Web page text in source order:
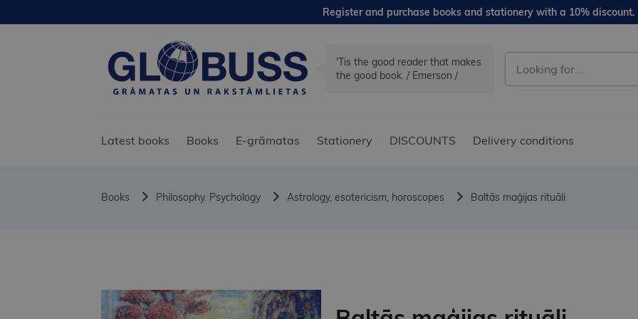
Register and purchase books and stationery with a 10% discount.
'Tis the good reader that makes
the good book. / Emerson /
Latest books Books E-grāmatas Stationery DISCOUNTS Delivery conditions
Books Philosophy. Psychology Astrology, esotericism, horoscopes Baltās maģijas rituāli